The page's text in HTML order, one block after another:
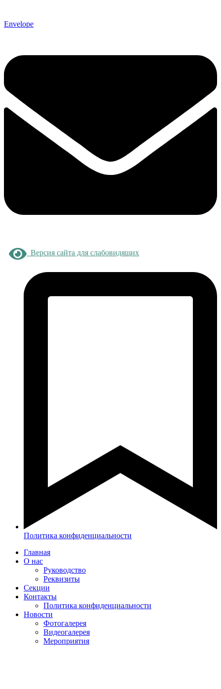
Envelope
Версия сайта для слабовидящих
Политика конфиденциальности
Главная
О нас
Руководство
Реквизиты
Секции
Контакты
Политика конфиденциальности
Новости
Фотогалерея
Видеогалерея
Мероприятия